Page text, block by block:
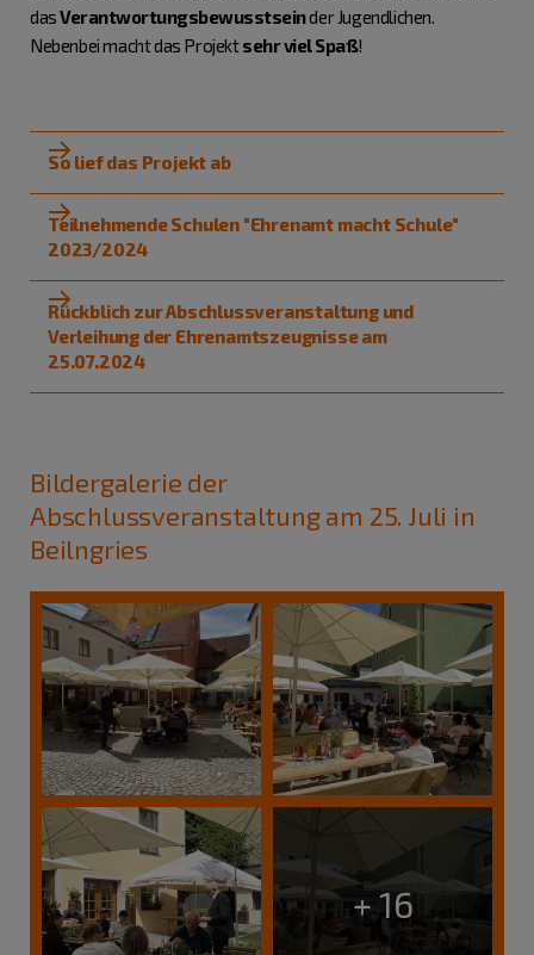
dasVerantwortungsbewusstseinder Jugendlichen.
Nebenbei macht das Projektsehr vielSpaß!
So lief das Projekt ab
Teilnehmende Schulen "Ehrenamt macht Schule"
2023/2024
Rückblich zur Abschlussveranstaltung und
Verleihung der Ehrenamtszeugnisse am
25.07.2024
Bildergalerie der
Abschlussveranstaltung am 25. Juli in
Beilngries
+ 16